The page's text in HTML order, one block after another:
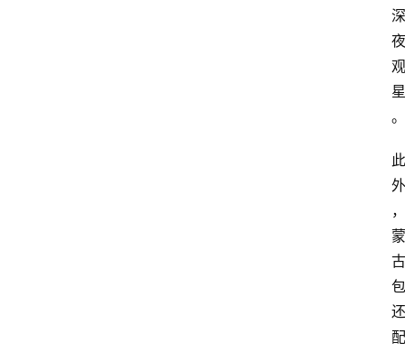
深
夜
观
星
。
此
外
，
蒙
古
包
还
配